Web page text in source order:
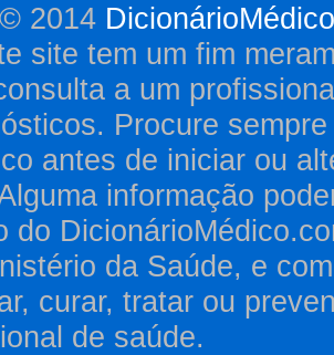
2014
site tem um fim
a um
Procure
antes de iniciar ou
informação
do
da Saúde, e
curar, tratar ou
de saúde.